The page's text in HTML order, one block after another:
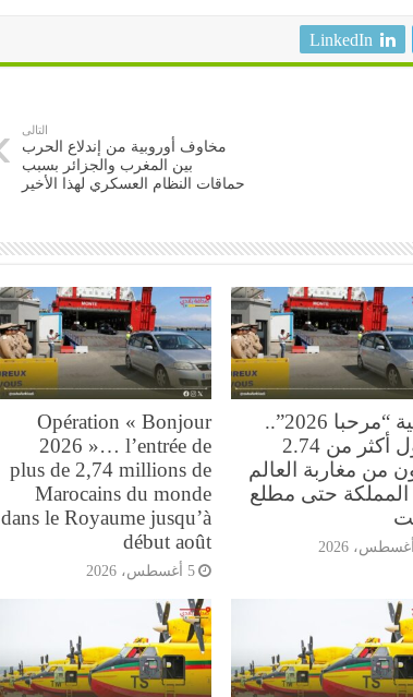
LinkedIn
التالى
مخاوف أوروبية من إندلاع الحرب
بين المغرب والجزائر بسبب
حماقات النظام العسكري لهذا الأخير
عملية “مرحبا 2026”..
دخول أكثر من 2.74
من مغاربة العالم
المملكة حتى مطلع
Opération « Bonjour
2026 »… l’entrée de
plus de 2,74 millions de
Marocains du monde
dans le Royaume jusqu’à
début août
5 أغسطس، 2026